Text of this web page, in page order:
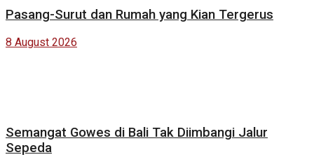
Pasang-Surut dan Rumah yang Kian Tergerus
8 August 2026
Semangat Gowes di Bali Tak Diimbangi Jalur
Sepeda